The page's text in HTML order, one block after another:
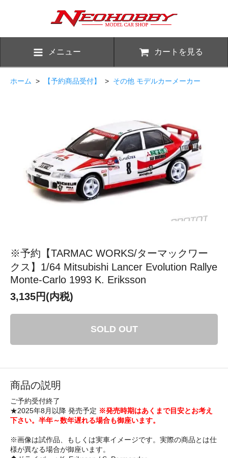
メニュー カートを見る
ホーム > 【予約商品受付】 > その他 モデルカーメーカー
※予約【TARMAC WORKS/ターマックワー
クス】1/64 Mitsubishi Lancer Evolution Rallye
Monte-Carlo 1993 K. Eriksson
3,135円(内税)
SOLD OUT
商品の説明
ご予約受付終了
★2025年8月以降 発売予定 ※発売時期はあくまで目安とお考え
下さい。半年～数年遅れる場合も御座います。
※画像は試作品、もしくは実車イメージです。実際の商品とは仕
様が異なる場合が御座います。